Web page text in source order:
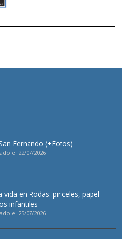
Fernando (+Fotos)
el 22/07/2026
vida en Rodas: pinceles, papel
infantiles
el 25/07/2026